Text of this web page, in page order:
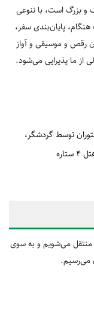
بزرگ است، با تنوعی
پایان‌بندی سفر،
رقص و موسیقی و آواز
از ما پذیرایی می‌شود.
توسط گردشگر
منتقل می‌شویم و به سوی
می‌رسیم.